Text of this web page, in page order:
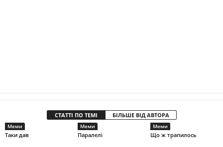
СТАТТІ ПО ТЕМІ БІЛЬШЕ ВІД АВТОРА
Меми
Таки дав
Меми
Паралелі
Меми
Що ж трапилось